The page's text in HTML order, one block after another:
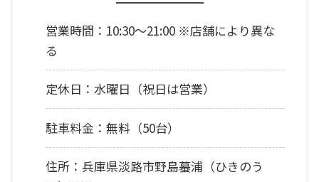
営業時間：10:30～21:00 ※店舗により異な
る
定休日：水曜日（祝日は営業）
駐車料金：無料（50台）
住所：兵庫県淡路市野島蟇浦（ひきのう